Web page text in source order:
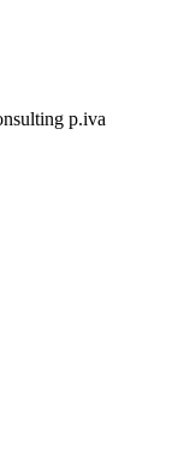
p.iva